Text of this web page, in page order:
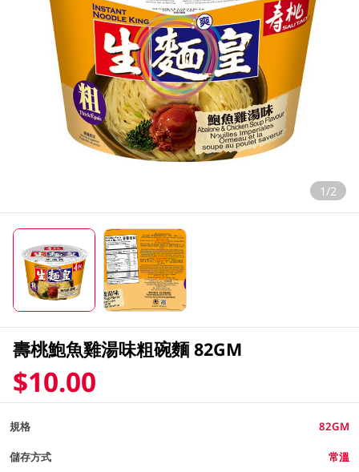
1/2
壽桃鮑魚雞湯味粗碗麵 82GM
$10.00
規格 82GM
儲存方式 常溫